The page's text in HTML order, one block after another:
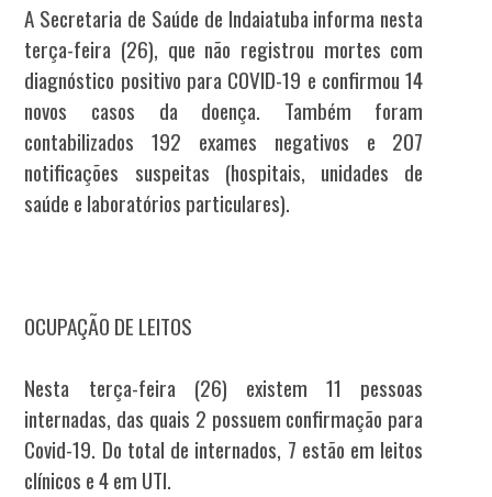
A Secretaria de Saúde de Indaiatuba informa nesta
terça-feira (26), que não registrou mortes com
diagnóstico positivo para COVID-19 e confirmou 14
novos casos da doença. Também foram
contabilizados 192 exames negativos e 207
notificações suspeitas (hospitais, unidades de
saúde e laboratórios particulares).
OCUPAÇÃO DE LEITOS
Nesta terça-feira (26) existem 11 pessoas
internadas, das quais 2 possuem confirmação para
Covid-19. Do total de internados, 7 estão em leitos
clínicos e 4 em UTI.